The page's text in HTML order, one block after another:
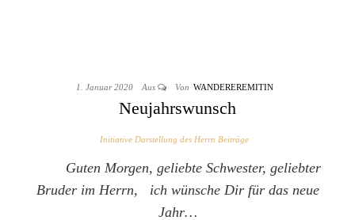
1. Januar 2020 Aus Von WANDEREREMITIN
Neujahrswunsch
Initiative Darstellung des Herrn Beiträge
Guten Morgen, geliebte Schwester, geliebter
Bruder im Herrn, ich wünsche Dir für das neue
Jahr…